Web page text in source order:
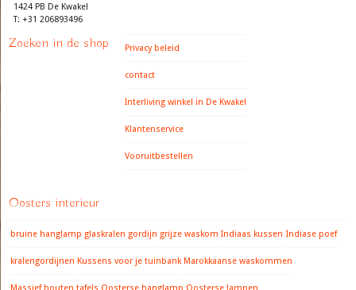
1424 PB De Kwakel
T: +31 206893496
Zoeken in de shop Privacy beleid
contact
Interliving winkel in De Kwakel
Klantenservice
Vooruitbestellen
Oosters interieur
bruine hanglamp glaskralen gordijn grijze waskom Indiaas kussen Indiase poef
kralengordijnen Kussens voor je tuinbank Marokkaanse waskommen
Massief houten tafels Oosterse hanglamp Oosterse lampen